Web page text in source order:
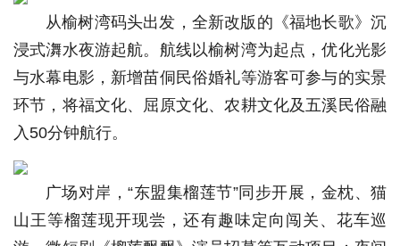
从榆树湾码头出发，全新改版的《福地长歌》沉
浸式㵲水夜游起航。航线以榆树湾为起点，优化光影
与水幕电影，新增苗侗民俗婚礼等游客可参与的实景
环节，将福文化、屈原文化、农耕文化及五溪民俗融
入50分钟航行。
广场对岸，“东盟集榴莲节”同步开展，金枕、猫
山王等榴莲现开现尝，还有趣味定向闯关、花车巡